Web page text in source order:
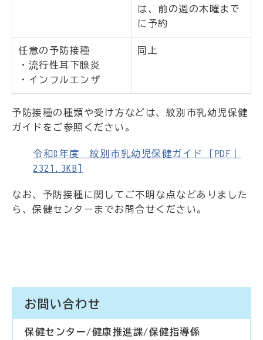
は、前の週の木曜まで
に予約
任意の予防接種
・流行性耳下腺炎
・インフルエンザ
同上
予防接種の種類や受け方などは、紋別市乳幼児保健
ガイドをご参照ください。
令和8年度 紋別市乳幼児保健ガイド [PDF｜
2321.3KB]
なお、予防接種に関してご不明な点などありました
ら、保健センターまでお問合せください。
お問い合わせ
保健センター/健康推進課/保健指導係